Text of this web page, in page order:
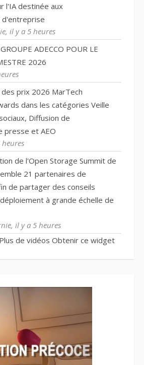
l'IA destinée aux
d'entreprise
il y a 5 heures
ADECCO POUR LE
2026
prix 2026 MarTech
dans les catégories Veille
Diffusion de
presse et AEO
heures
de l'Open Storage Summit de
21 partenaires de
de partager des conseils
à grande échelle de
il y a 5 heures
Plus de vidéos Obtenir ce widget